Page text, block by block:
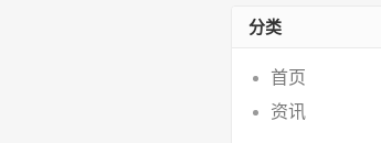
分类
首页
资讯